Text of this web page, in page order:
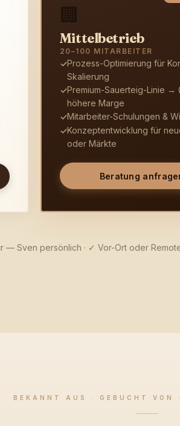
🏢
Mittelbetrieb
20–100 MITARBEITER
✓Prozess-Optimierung für
Skalierung
✓Premium-Sauerteig-Linie →
höhere Marge
✓Mitarbeiter-Schulungen &
✓Konzeptentwicklung für
oder Märkte
Beratung
— Sven persönlich · ✓ Vor-Ort oder
BEKANNT AUS · GEBUCHT VON